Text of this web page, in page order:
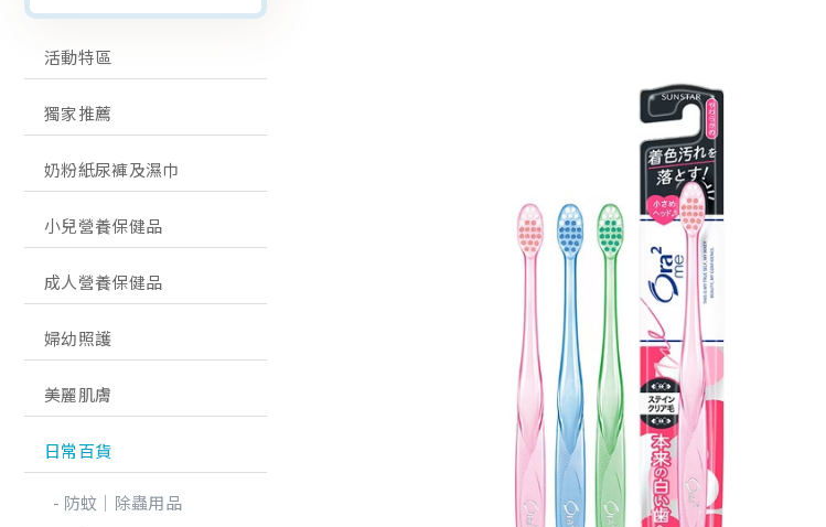
活動特區
獨家推薦
奶粉紙尿褲及濕巾
小兒營養保健品
成人營養保健品
婦幼照護
美麗肌膚
日常百貨
防蚊│除蟲用品